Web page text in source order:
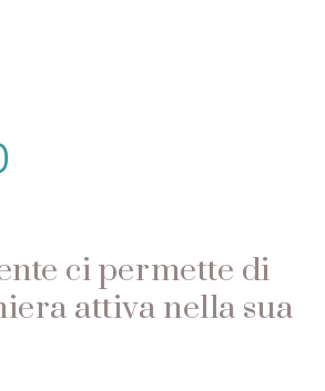
ci permette di
attiva nella sua